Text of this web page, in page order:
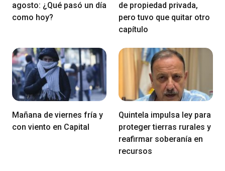
agosto: ¿Qué pasó un día
como hoy?
de propiedad privada,
pero tuvo que quitar otro
capítulo
Mañana de viernes fría y
con viento en Capital
Quintela impulsa ley para
proteger tierras rurales y
reafirmar soberanía en
recursos